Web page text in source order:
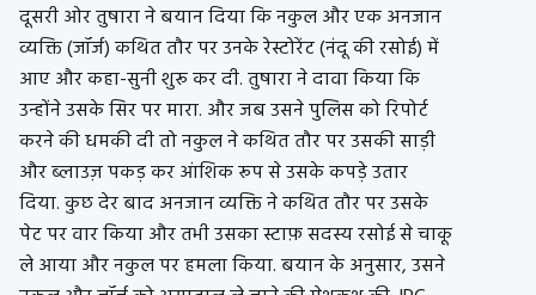
दूसरी ओर तुषारा ने बयान दिया कि नकुल और एक अनजान
व्यक्ति (जॉर्ज) कथित तौर पर उनके रेस्टोरेंट (नंदू की रसोई) में
आए और कहा-सुनी शुरू कर दी. तुषारा ने दावा किया कि
उन्होंने उसके सिर पर मारा. और जब उसने पुलिस को रिपोर्ट
करने की धमकी दी तो नकुल ने कथित तौर पर उसकी साड़ी
और ब्लाउज़ पकड़ कर आंशिक रूप से उसके कपड़े उतार
दिया. कुछ देर बाद अनजान व्यक्ति ने कथित तौर पर उसके
पेट पर वार किया और तभी उसका स्टाफ़ सदस्य रसोई से चाकू
ले आया और नकुल पर हमला किया. बयान के अनुसार, उसने